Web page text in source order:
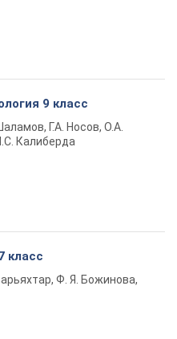
9 класс
Г.А. Носов, О.А.
Калиберда
класс
Ф. Я. Божинова,